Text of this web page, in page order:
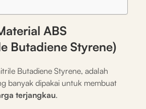
ABS
Butadiene Styrene)
Butadiene Styrene, adalah
banyak dipakai untuk membuat
terjangkau.